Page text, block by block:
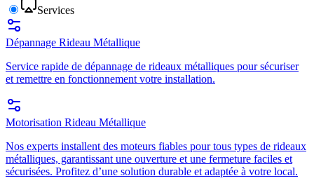
Services
Dépannage Rideau Métallique
Service rapide de dépannage de rideaux métalliques pour sécuriser
et remettre en fonctionnement votre installation.
Motorisation Rideau Métallique
Nos experts installent des moteurs fiables pour tous types de rideaux
métalliques, garantissant une ouverture et une fermeture faciles et
sécurisées. Profitez d’une solution durable et adaptée à votre local.